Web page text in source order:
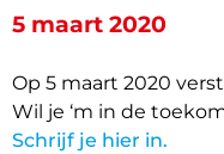
5 maart 2020
Op 5 maart 2020
Wil je ‘m in de
Schrijf je hier in.